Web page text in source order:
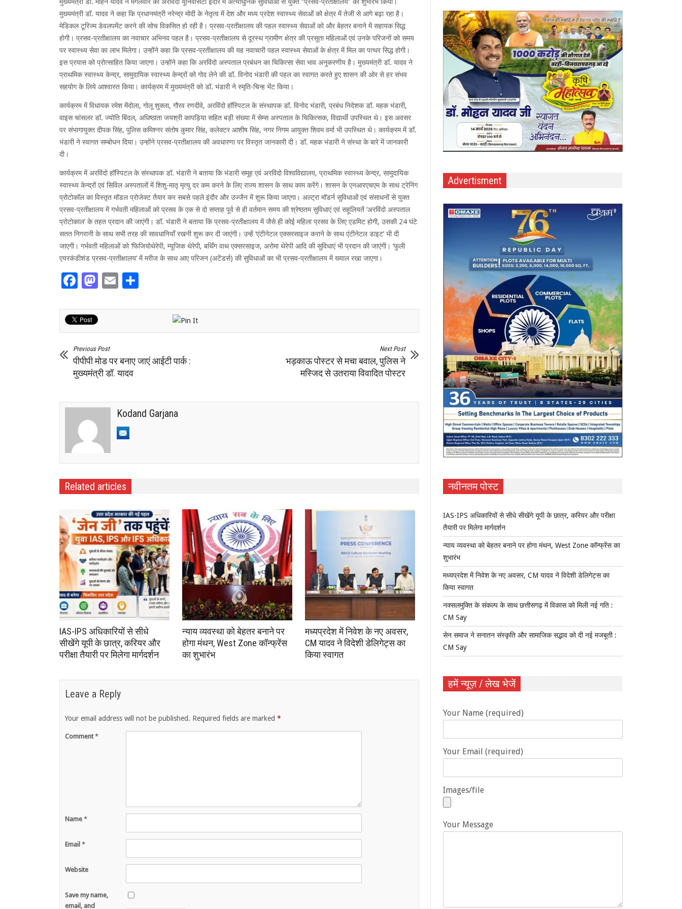
मुख्यमंत्री डॉ. यादव ने कहा कि प्रधानमंत्री नरेन्द्र मोदी के नेतृत्व में देश और मध्य प्रदेश स्वास्थ्य सेवाओं को क्षेत्र में तेजी से आगे बढ़ा रहा है।
मेडिकल टूरिज्म डेवलपमेंट करने की सोच विकसित हो रही है। प्रसव-प्रतीक्षालय की पहल स्वास्थ्य सेवाओं को और बेहतर बनाने में सहायक सिद्ध
होगी। प्रसव-प्रतीक्षालय का नवाचार अभिनव पहल है। प्रसव-प्रतीक्षालय से दूरस्थ ग्रामीण क्षेत्र की प्रसूता महिलाओं एवं उनके परिजनों को समय
पर स्वास्थ्य सेवा का लाभ मिलेगा। उन्होंने कहा कि प्रसव-प्रतीक्षालय की यह नवाचारी पहल स्वास्थ्य सेवाओं के क्षेत्र में मिल का पत्थर सिद्ध होगी।
इस प्रयास को प्रोत्साहित किया जाएगा। उन्होंने कहा कि अरविंदो अस्पताल प्रबंधन का चिकित्सा सेवा भाव अनुकरणीय है। मुख्यमंत्री डॉ. यादव ने
प्राथमिक स्वास्थ्य केन्द्र, सामुदायिक स्वास्थ्य केन्द्रों को गोद लेने की डॉ. विनोद भंडारी की पहल का स्वागत करते हुए शासन की ओर से हर संभव
सहयोग के लिये आश्वास्त किया। कार्यक्रम में मुख्यमंत्री को डॉ. भंडारी ने स्मृति-चिन्ह भेंट किया।
कार्यक्रम में विधायक रमेश मेंदोला, गोलू शुक्ला, गौरव रणदीवे, अरविंदो हॉस्पिटल के संस्थापक डॉ. विनोद भंडारी, प्रबंध निदेशक डॉ. महक भंडारी,
वाइस चांसलर डॉ. ज्योति बिंदल, अधिष्ठाता जयश्री कापड़िया सहित बड़ी संख्या में सेम्स अस्पताल के चिकित्सक, विद्यार्थी उपस्थित थे। इस अवसर
पर संभागायुक्त दीपक सिंह, पुलिस कमिश्नर संतोष कुमार सिंह, कलेक्टर आशीष सिंह, नगर निगम आयुक्त शिवम वर्मा भी उपस्थित थे। कार्यक्रम में डॉ.
भंडारी ने स्वागत सम्बोधन दिया। उन्होंने प्रसव-प्रतीक्षालय की अवधारणा पर विस्तृत जानकारी दी। डॉ. महक भंडारी ने संस्था के बारे में जानकारी
दी।
कार्यक्रम में अरविंदो हॉस्पिटल के संस्थापक डॉ. भंडारी ने बताया कि भंडारी समूह एवं अरविंदो विश्वविद्यालय, प्राथमिक स्वास्थ्य केन्द्र, सामुदायिक
स्वास्थ्य केन्द्रों एवं सिविल अस्पतालों में शिशु-मातृ मृत्यु दर कम करने के लिए राज्य शासन के साथ काम करेंगे। शासन के एनआरएचएम के साथ ट्रेनिंग
प्रोटोकॉल का विस्तृत मॉडल प्रोजेक्ट तैयार कर सबसे पहले इंदौर और उज्जैन में शुरू किया जाएगा। अल्ट्रा मॉडर्न सुविधाओं एवं संसाधनों से युक्त
प्रसव-प्रतीक्षालय में गर्भवती महिलाओं को प्रसव के एक से दो सप्ताह पूर्व से ही वर्तमान समय की श्रेष्ठतम सुविधाएं एवं सहूलियतें ‘अरविंदो अस्पताल
प्रोटोकाल’ के तहत प्रदान की जाएंगी। डॉ. भंडारी ने बताया कि प्रसव-प्रतीक्षालय में जैसे ही कोई महिला प्रसव के लिए एडमिट होगी, उसकी 24 घंटे
सतत निगरानी के साथ सभी तरह की सावधानियाँ रखनी शुरू कर दी जाएंगी। उन्हें ‘एंटीनेटल एक्सरसाइज कराने के साथ एंटीनेटल डाइट’ भी दी
जाएगी। गर्भवती महिलाओं को ‘फिजियोथेरेपी, म्यूजिक थेरेपी, बर्थिंग वाथ एक्सरसाइज, अरोमा थेरेपी आदि की सुविधाएं भी प्रदान की जाएंगी। ‘फुली
एयरकंडीशंड प्रसव-प्रतीक्षालय’ में मरीज के साथ आए परिजन (अटेंडर्स) की सुविधाओं का भी प्रसव-प्रतीक्षालय में ख्याल रखा जाएगा।
Facebook
Mastodon
Email
Previous Post
पीपीपी मोड पर बनाए जाएं आईटी पार्क :
मुख्यमंत्री डॉ. यादव
Next Post
भड़काऊ पोस्टर से मचा बवाल, पुलिस ने
मस्जिद से उतराया विवादित पोस्टर
Kodand Garjana
Related articles
IAS-IPS अधिकारियों से सीधे
सीखेंगे यूपी के छात्र, करियर और
परीक्षा तैयारी पर मिलेगा मार्गदर्शन
न्याय व्यवस्था को बेहतर बनाने पर
होगा मंथन, West Zone कॉन्फ्रेंस
का शुभारंभ
मध्यप्रदेश में निवेश के नए अवसर,
CM यादव ने विदेशी डेलिगेट्स का
किया स्वागत
Leave a Reply
Your email address will not be published. Required fields are marked *
Comment*
Name *
Email *
Website
Save my name,
email, and
Advertisment
नवीनतम पोस्ट
IAS-IPS अधिकारियों से सीधे सीखेंगे यूपी के छात्र, करियर और परीक्षा
तैयारी पर मिलेगा मार्गदर्शन
न्याय व्यवस्था को बेहतर बनाने पर होगा मंथन, West Zone कॉन्फ्रेंस का
शुभारंभ
मध्यप्रदेश में निवेश के नए अवसर, CM यादव ने विदेशी डेलिगेट्स का
किया स्वागत
नक्सलमुक्ति के संकल्प के साथ छत्तीसगढ़ में विकास को मिली नई गति :
CM Say
सेन समाज ने सनातन संस्कृति और सामाजिक सद्भाव को दी नई मजबूती :
CM Say
हमें न्यूज़ / लेख भेजें
Your Name (required)
Your Email (required)
Images/file
Your Message